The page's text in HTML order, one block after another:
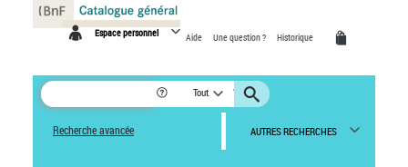
Espace personnel Aide Une question ? Historique
Tout
Recherche avancée AUTRES RECHERCHES
Panneau de gestion des cookies